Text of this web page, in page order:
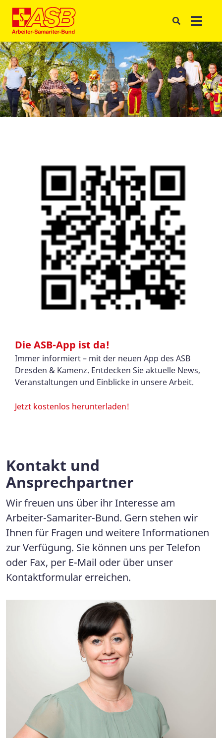
Die ASB-App ist da!
Immer informiert – mit der neuen App des ASB
Dresden & Kamenz. Entdecken Sie aktuelle News,
Veranstaltungen und Einblicke in unsere Arbeit.
Jetzt kostenlos herunterladen!
Kontakt und
Ansprechpartner
Wir freuen uns über ihr Interesse am
Arbeiter-Samariter-Bund. Gern stehen wir
Ihnen für Fragen und weitere Informationen
zur Verfügung. Sie können uns per Telefon
oder Fax, per E-Mail oder über unser
Kontaktformular erreichen.